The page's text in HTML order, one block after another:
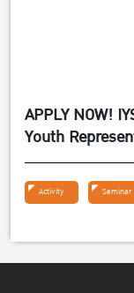
APPLY NOW!
Youth
Sufficiency
Activity Seminar